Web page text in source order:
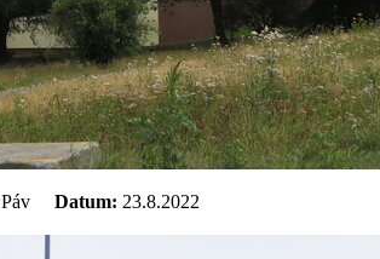
Páv Datum: 23.8.2022